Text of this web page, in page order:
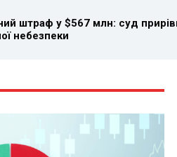
штраф у $567 млн: суд
небезпеки